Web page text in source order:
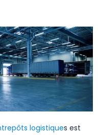
logistiques est